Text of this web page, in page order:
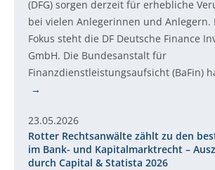
(DFG) sorgen derzeit für erhebliche
bei vielen Anlegerinnen und Anlegern.
Fokus steht die DF Deutsche Finance
GmbH. Die Bundesanstalt für
Finanzdienstleistungsaufsicht (BaFin)
23.05.2026
Rotter Rechtsanwälte zählt zu den
im Bank- und Kapitalmarktrecht –
durch Capital & Statista 2026